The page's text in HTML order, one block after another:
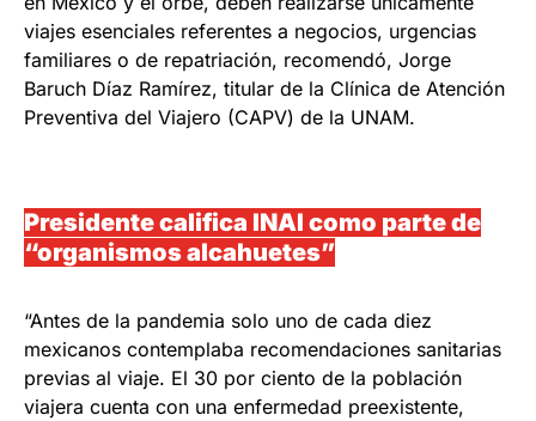
viajes esenciales referentes a negocios, urgencias
familiares o de repatriación, recomendó, Jorge
Baruch Díaz Ramírez, titular de la Clínica de Atención
Preventiva del Viajero (CAPV) de la UNAM.
Presidente califica INAI como parte de
“organismos alcahuetes”
“Antes de la pandemia solo uno de cada diez
mexicanos contemplaba recomendaciones sanitarias
previas al viaje. El 30 por ciento de la población
viajera cuenta con una enfermedad preexistente,